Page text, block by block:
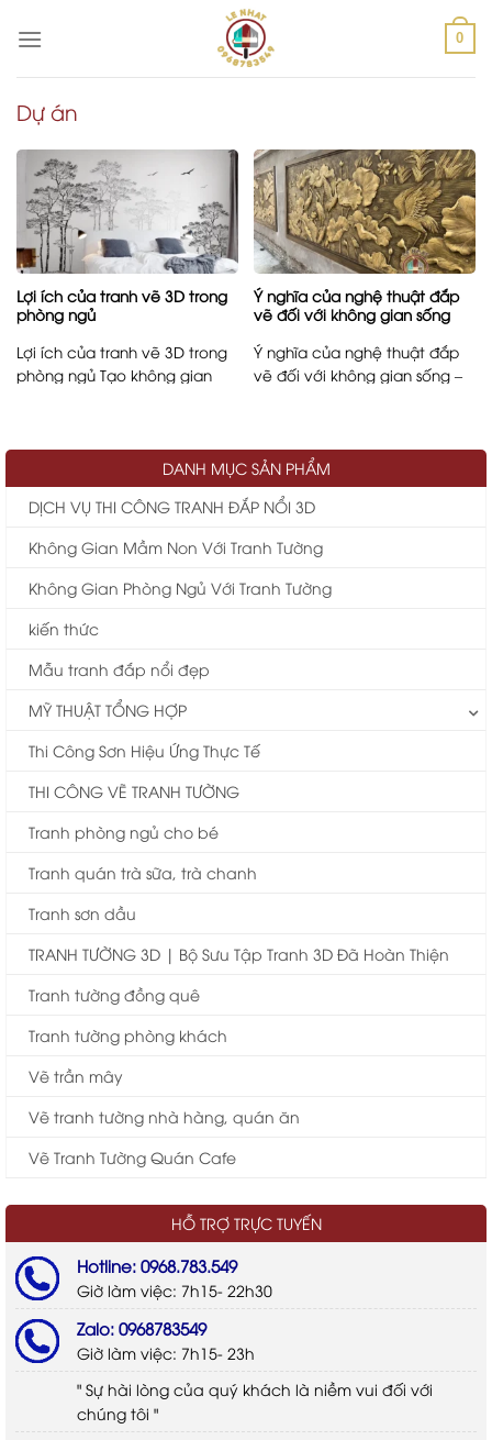
0
Dự án
DANH MỤC SẢN PHẨM
DỊCH VỤ THI CÔNG TRANH ĐẮP NỔI 3D
Không Gian Mầm Non Với Tranh Tường
Không Gian Phòng Ngủ Với Tranh Tường
kiến thức
Mẫu tranh đắp nổi đẹp
MỸ THUẬT TỔNG HỢP
Thi Công Sơn Hiệu Ứng Thực Tế
THI CÔNG VẼ TRANH TƯỜNG
Tranh phòng ngủ cho bé
Tranh quán trà sữa, trà chanh
Tranh sơn dầu
TRANH TƯỜNG 3D | Bộ Sưu Tập Tranh 3D Đã Hoàn Thiện
Tranh tường đồng quê
Tranh tường phòng khách
Vẽ trần mây
Vẽ tranh tường nhà hàng, quán ăn
Vẽ Tranh Tường Quán Cafe
HỖ TRỢ TRỰC TUYẾN
Hotline: 0968.783.549
Giờ làm việc: 7h15- 22h30
Zalo: 0968783549
Giờ làm việc: 7h15- 23h
" Sự hài lòng của quý khách là niềm vui đối với
chúng tôi "
Lợi ích của tranh vẽ 3D trong
phòng ngủ
Lợi ích của tranh vẽ 3D trong
phòng ngủ Tạo không gian
Ý nghĩa của nghệ thuật đắp
vẽ đối với không gian sống
Ý nghĩa của nghệ thuật đắp
vẽ đối với không gian sống –